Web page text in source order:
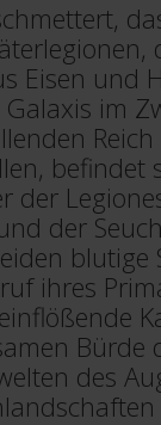
Eisen und
im
Reich
befindet
der
der
blutige
ihres
Bürde
des